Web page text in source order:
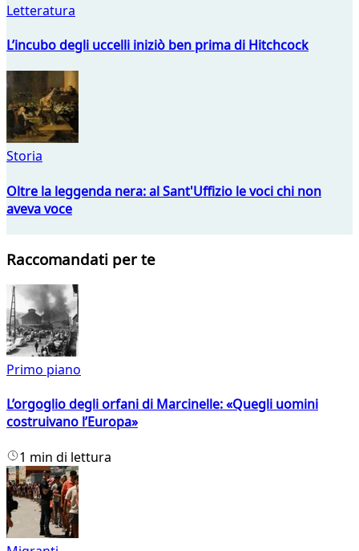
Letteratura
L’incubo degli uccelli iniziò ben prima di Hitchcock
Storia
Oltre la leggenda nera: al Sant'Uffizio le voci chi non
aveva voce
Raccomandati per te
Primo piano
L’orgoglio degli orfani di Marcinelle: «Quegli uomini
costruivano l’Europa»
1 min di lettura